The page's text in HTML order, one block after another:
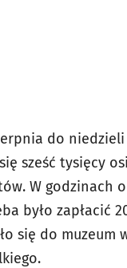
do
sześć tysięcy
W godzinach
było zapłacić
się do muzeum